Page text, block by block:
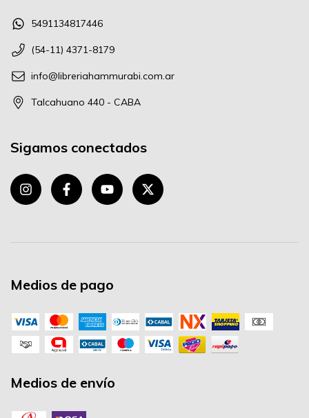
5491134817446
(54-11) 4371-8179
info@libreriahammurabi.com.ar
Talcahuano 440 - CABA
Sigamos conectados
Medios de pago
Medios de envío